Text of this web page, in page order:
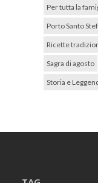
Per tutta la
Porto Santo
Ricette
Sagra di agosto
Storia e